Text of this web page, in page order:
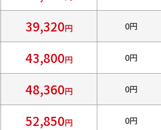
39,320円 0円
43,800円 0円
48,360円 0円
52,850円 0円